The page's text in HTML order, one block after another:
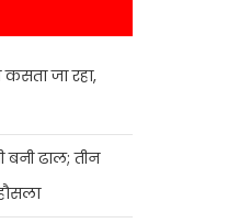
जा रहा,
ढाल; तीन